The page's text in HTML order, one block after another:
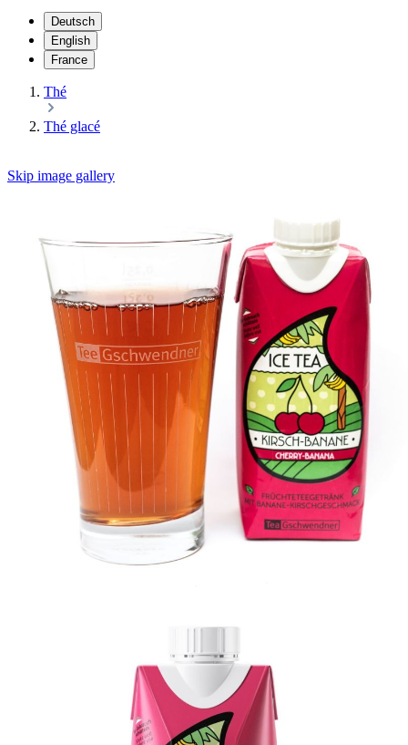
Deutsch
English
France
Thé
Thé glacé
Skip image gallery